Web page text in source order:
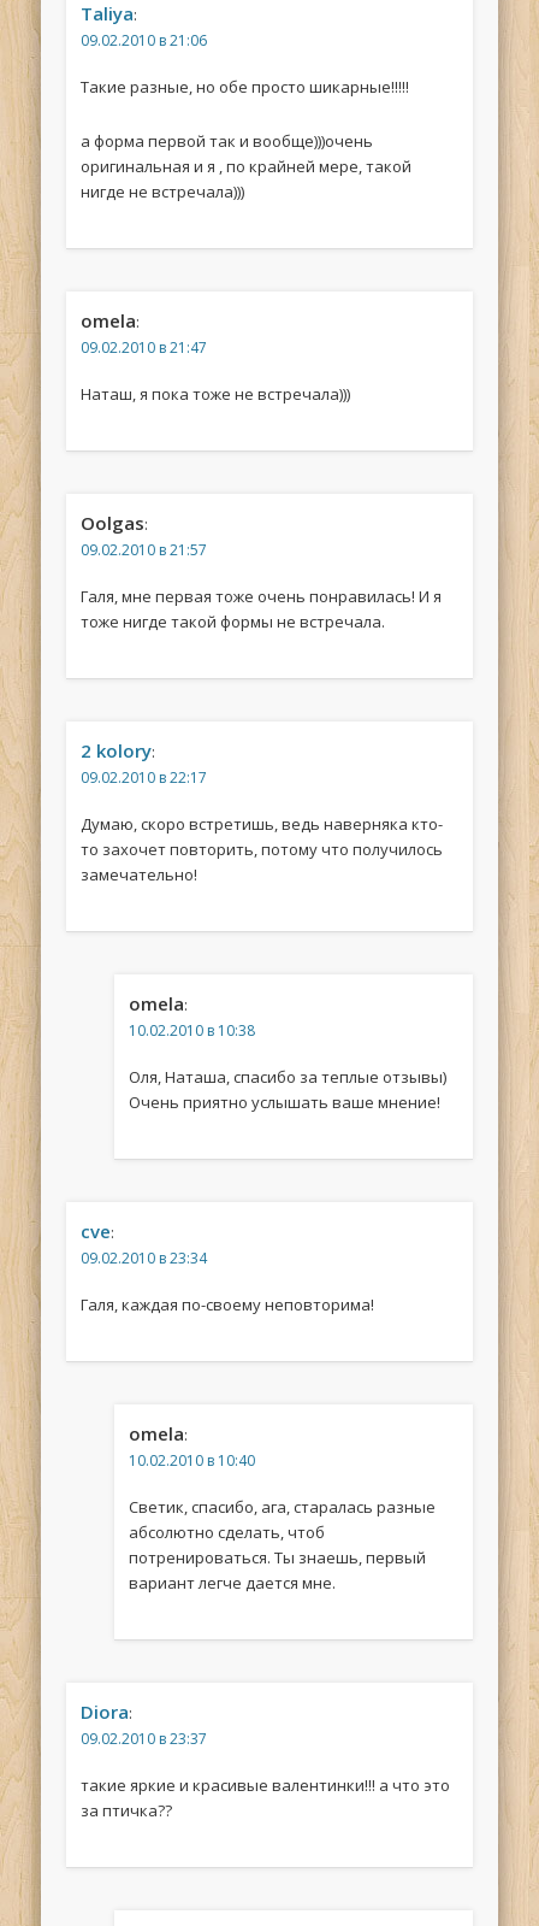
Taliya:
09.02.2010 в 21:06
Такие разные, но обе просто шикарные!!!!!
а форма первой так и вообще)))очень
оригинальная и я , по крайней мере, такой
нигде не встречала)))
omela:
09.02.2010 в 21:47
Наташ, я пока тоже не встречала)))
Oolgas:
09.02.2010 в 21:57
Галя, мне первая тоже очень понравилась! И я
тоже нигде такой формы не встречала.
2 kolory:
09.02.2010 в 22:17
Думаю, скоро встретишь, ведь наверняка кто-
то захочет повторить, потому что получилось
замечательно!
omela:
10.02.2010 в 10:38
Оля, Наташа, спасибо за теплые отзывы)
Очень приятно услышать ваше мнение!
cve:
09.02.2010 в 23:34
Галя, каждая по-своему неповторима!
omela:
10.02.2010 в 10:40
Светик, спасибо, ага, старалась разные
абсолютно сделать, чтоб
потренироваться. Ты знаешь, первый
вариант легче дается мне.
Diora:
09.02.2010 в 23:37
такие яркие и красивые валентинки!!! а что это
за птичка??